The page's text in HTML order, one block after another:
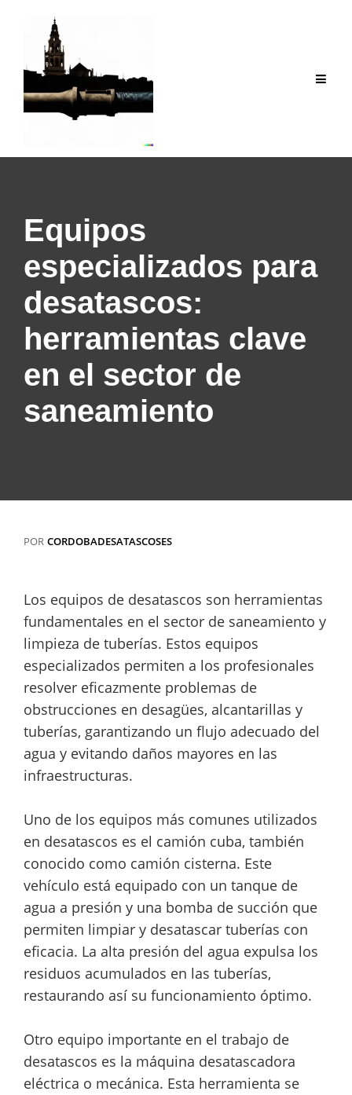
contenido
Equipos
especializados para
desatascos:
herramientas clave
en el sector de
saneamiento
POR CORDOBADESATASCOSES
Los equipos de desatascos son herramientas
fundamentales en el sector de saneamiento y
limpieza de tuberías. Estos equipos
especializados permiten a los profesionales
resolver eficazmente problemas de
obstrucciones en desagües, alcantarillas y
tuberías, garantizando un flujo adecuado del
agua y evitando daños mayores en las
infraestructuras.
Uno de los equipos más comunes utilizados
en desatascos es el camión cuba, también
conocido como camión cisterna. Este
vehículo está equipado con un tanque de
agua a presión y una bomba de succión que
permiten limpiar y desatascar tuberías con
eficacia. La alta presión del agua expulsa los
residuos acumulados en las tuberías,
restaurando así su funcionamiento óptimo.
Otro equipo importante en el trabajo de
desatascos es la máquina desatascadora
eléctrica o mecánica. Esta herramienta se